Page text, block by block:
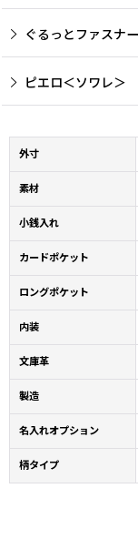
ぐるっとファスナ
ピエロ＜ソワレ＞
外寸
素材
小銭入れ
カードポケット
ロングポケット
内装
文庫革
製造
名入れオプション
柄タイプ